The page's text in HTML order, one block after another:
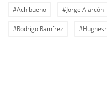
#Achibueno #Jorge Alarcón
#Rodrigo Ramírez